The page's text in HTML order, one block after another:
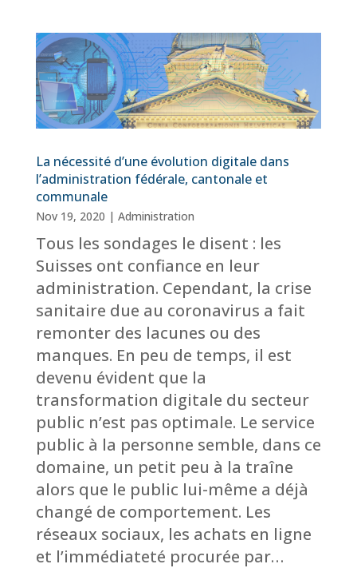
La nécessité d’une évolution digitale dans
l’administration fédérale, cantonale et
communale
Nov 19, 2020 | Administration
Tous les sondages le disent : les
Suisses ont confiance en leur
administration. Cependant, la crise
sanitaire due au coronavirus a fait
remonter des lacunes ou des
manques. En peu de temps, il est
devenu évident que la
transformation digitale du secteur
public n’est pas optimale. Le service
public à la personne semble, dans ce
domaine, un petit peu à la traîne
alors que le public lui-même a déjà
changé de comportement. Les
réseaux sociaux, les achats en ligne
et l’immédiateté procurée par…